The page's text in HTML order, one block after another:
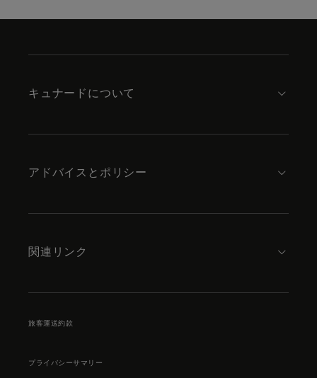
キュナードについて
アドバイスとポリシー
関連リンク
旅客運送約款
プライバシーサマリー